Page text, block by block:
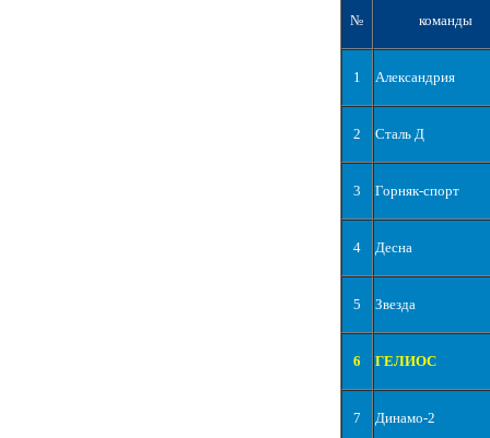
№ команды
1 Александрия
2 Сталь Д
3 Горняк-спорт
4 Десна
5 Звезда
6 ГЕЛИОС
7 Динамо-2